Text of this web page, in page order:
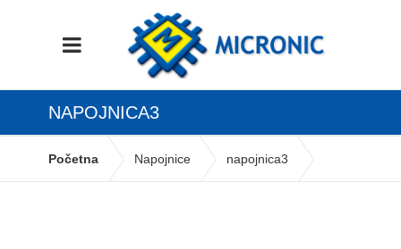
NAPOJNICA3
Početna Napojnice napojnica3